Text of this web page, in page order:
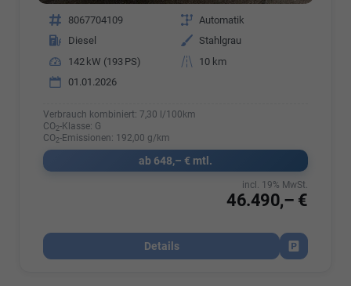
Fahrzeugnr. 8067704109 Getriebe Automatik
Kraftstoff
Diesel Außenfarbe
Stahlgrau
Leistung
142 kW (193 PS) Kilometerstand
10 km
01.01.2026
Verbrauch kombiniert:7,30 l/100km
CO2-Klasse: G
CO2-Emissionen: 192,00 g/km
ab 648,– € mtl.
46.490,– €
incl. 19% MwSt.
Details
Fahrzeug